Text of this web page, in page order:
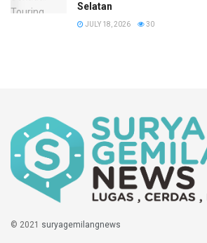
Selatan
JULY 18, 2026 30
© 2021 suryagemilangnews